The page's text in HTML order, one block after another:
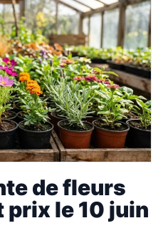
de fleurs
prix le 10 juin